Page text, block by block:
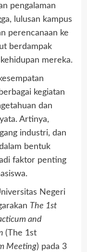
pengalaman
lulusan kampus
perencanaan ke
berdampak
mereka.
kegiatan
dan
Artinya,
industri, dan
bentuk
faktor penting
Negeri
The 1st
and
(The 1st
Meeting) pada 3